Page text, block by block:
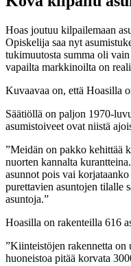
Hoas joutuu kilpailemaan
Opiskelija saa nyt
tukimuutosta summa oli
vapailta markkinoilta on
Kuvaavaa on, että Hoasilla
Säätiöllä on paljon 1970-
asumistoiveet ovat niistä
”Meidän on pakko kehittää
nuorten kannalta
asunnot pois vai
purettavien asuntojen tilalle
asuntoja.”
Hoasilla on rakenteilla 616
”Kiinteistöjen rakennetta on
huoneistoa pitää korvata